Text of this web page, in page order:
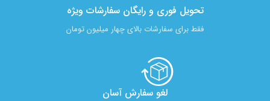
تحویل فوری و رایگان سفارشات ویژه
فقط برای سفارشات بالای چهار میلیون تومان
لغو سفارش آسان​